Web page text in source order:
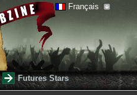
Français
Futures Stars